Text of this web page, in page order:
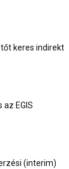
keres indirekt
EGIS
(interim)